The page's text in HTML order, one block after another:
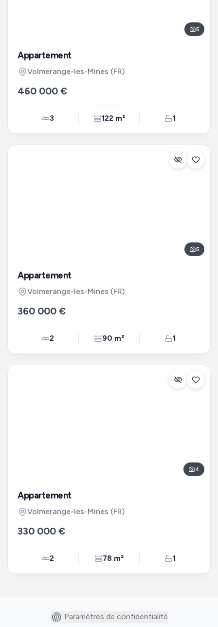
5
Appartement
Volmerange-les-Mines (FR)
460 000 €
3 122 m² 1
5
Appartement
Volmerange-les-Mines (FR)
360 000 €
2 90 m² 1
4
Appartement
Volmerange-les-Mines (FR)
330 000 €
2 78 m² 1
Paramètres de confidentialité